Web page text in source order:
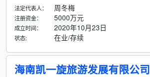
法定代表人： 周冬梅
注册资金： 5000万元
成立时间： 2020年10月23日
状态: 在业/存续
海南凯一旋旅游发展有限公司